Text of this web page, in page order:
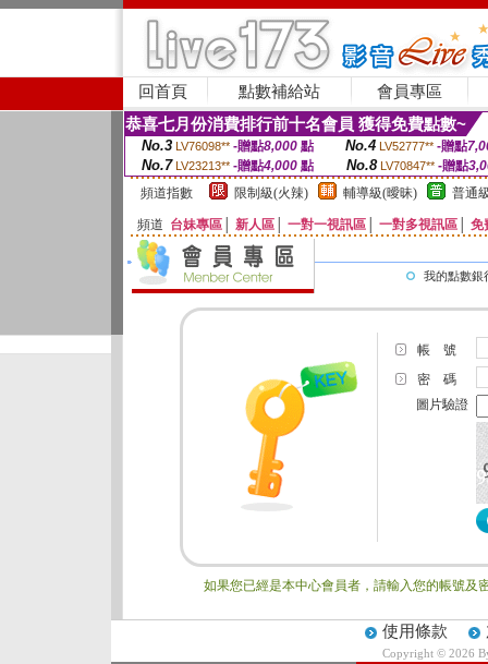
回首頁 點數補給站 會員專區
恭喜七月份消費排行前十名會員 獲得免費點數~
No.3 LV76098** -贈點8,000點 No.4 LV52777** -贈點
No.7 LV23213** -贈點4,000 點 No.8 LV70847** -贈點
頻道指數
限制級(火辣) 輔導級(曖昧) 普通
頻道 台妹專區 新人區 一對一視訊區 一對多視訊區 免
我的點數銀
帳 號
密 碼
圖片驗證
如果您已經是本中心會員者，請輸入您的帳號及
使用條款
Copyright © 2026